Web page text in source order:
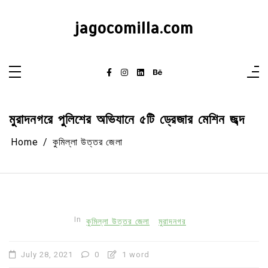
jagocomilla.com
মুরাদনগরে পুলিশের অভিযানে ৫টি ড্রেজার মেশিন জব্দ
Home কুমিল্লা উত্তর জেলা
In কুমিল্লা উত্তর জেলা মুরাদনগর
July 28, 2021 0 1 word